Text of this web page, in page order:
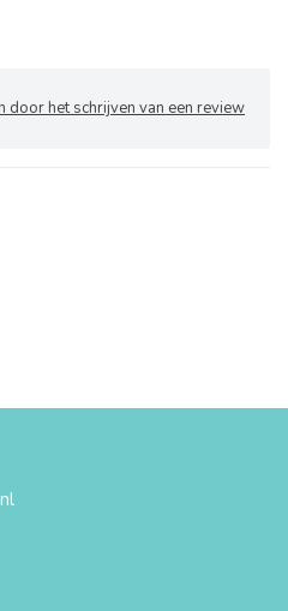
door het schrijven van een review